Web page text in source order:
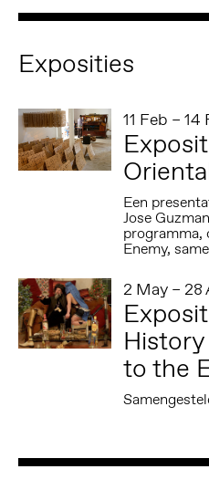
Exposities
11 Feb –
Een
Jose
programma,
Enemy,
2 May – 28
to the